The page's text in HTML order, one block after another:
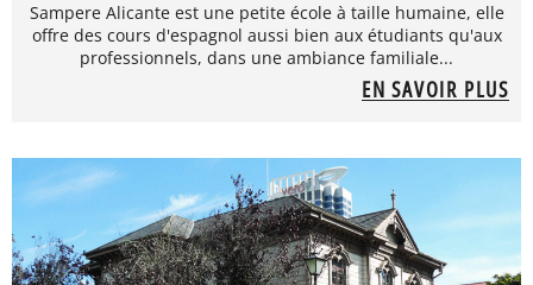
Sampere Alicante est une petite école à taille humaine, elle
offre des cours d'espagnol aussi bien aux étudiants qu'aux
professionnels, dans une ambiance familiale...
EN SAVOIR PLUS